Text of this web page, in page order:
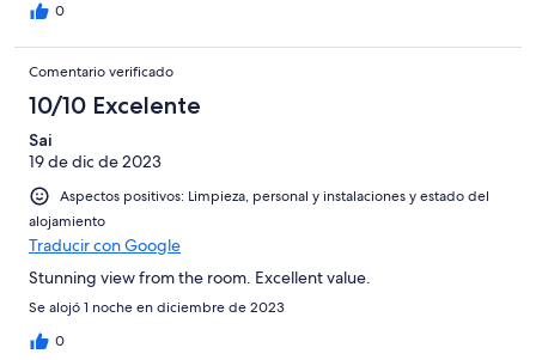
0
Comentario verificado
10/10 Excelente
Sai
19 de dic de 2023
Aspectos positivos: Limpieza, personal y instalaciones y estado del
alojamiento
Traducir con Google
Stunning view from the room. Excellent value.
Se alojó 1 noche en diciembre de 2023
0